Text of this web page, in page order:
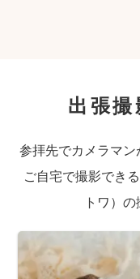
出張
参拝先でカメラマン
ご自宅で撮影でき
トワ）